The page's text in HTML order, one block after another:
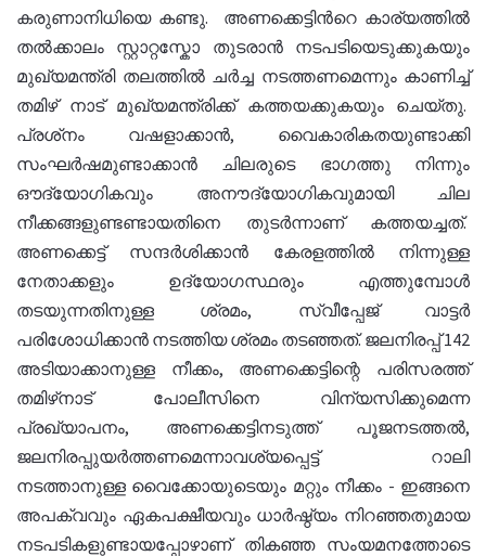
കരുണാനിധിയെ കണ്ടു. അണക്കെട്ടിൻറെ കാര്യത്തിൽ
തൽക്കാലം സ്റ്റാറ്റസ്കോ തുടരാൻ നടപടിയെടുക്കുകയും
മുഖ്യമന്ത്രി തലത്തിൽ ചർച്ച നടത്തണമെന്നും കാണിച്ച്
തമിഴ് നാട് മുഖ്യമന്ത്രിക്ക് കത്തയക്കുകയും ചെയ്തു.
പ്രശ്‌നം വഷളാക്കാന്‍, വൈകാരികതയുണ്ടാക്കി
സംഘര്‍ഷമുണ്ടാക്കാന്‍ ചിലരുടെ ഭാഗത്തു നിന്നും
ഔദ്യോഗികവും അനൗദ്യോഗികവുമായി ചില
നീക്കങ്ങളുണ്ടണ്ടായതിനെ തുടര്‍ന്നാണ് കത്തയച്ചത്.
അണക്കെട്ട് സന്ദര്‍ശിക്കാന്‍ കേരളത്തില്‍ നിന്നുള്ള
നേതാക്കളും ഉദ്യോഗസ്ഥരും എത്തുമ്പോള്‍
തടയുന്നതിനുള്ള ശ്രമം, സ്വീപ്പേജ് വാട്ടര്‍
പരിശോധിക്കാന്‍ നടത്തിയ ശ്രമം തടഞ്ഞത്. ജലനിരപ്പ് 142
അടിയാക്കാനുള്ള നീക്കം, അണക്കെട്ടിന്റെ പരിസരത്ത്
തമിഴ്‌നാട് പോലീസിനെ വിന്യസിക്കുമെന്ന
പ്രഖ്യാപനം, അണക്കെട്ടിനടുത്ത് പൂജനടത്തല്‍,
ജലനിരപ്പുയര്‍ത്തണമെന്നാവശ്യപ്പെട്ട് റാലി
നടത്താനുള്ള വൈക്കോയുടെയും മറ്റും നീക്കം - ഇങ്ങനെ
അപക്വവും ഏകപക്ഷീയവും ധാര്‍ഷ്ഠ്യം നിറഞ്ഞതുമായ
നടപടികളുണ്ടായപ്പോഴാണ് തികഞ്ഞ സംയമനത്തോടെ